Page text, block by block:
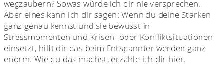
wegzaubern? Sowas würde ich dir nie versprechen.
Aber eines kann ich dir sagen: Wenn du deine Stärken
ganz genau kennst und sie bewusst in
Stressmomenten und Krisen- oder Konfliktsituationen
einsetzt, hilft dir das beim Entspannter werden ganz
enorm. Wie du das machst, erzähle ich dir hier.